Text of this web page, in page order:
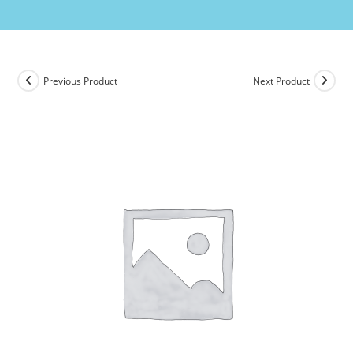
Previous Product Next Product